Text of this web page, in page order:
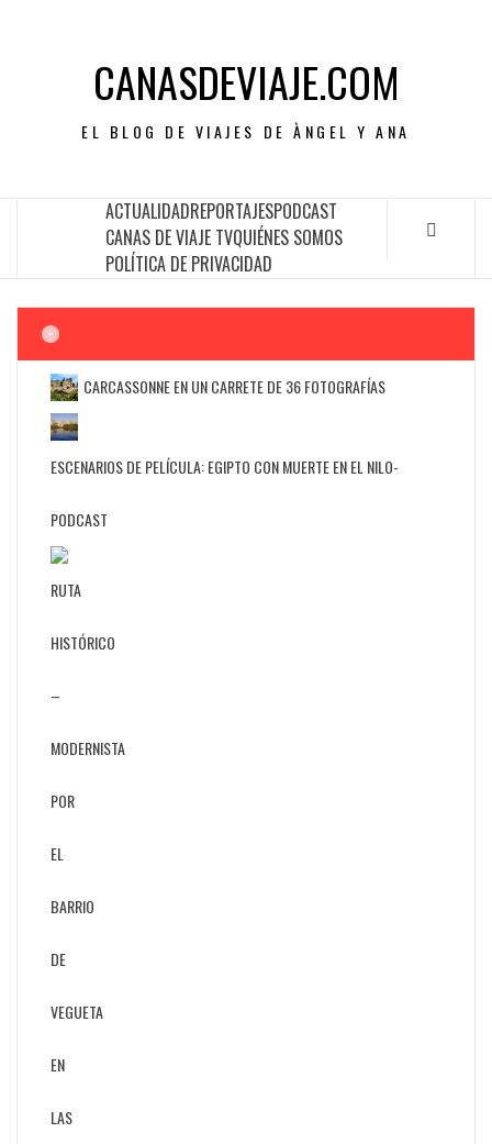
CANASDEVIAJE.COM
EL BLOG DE VIAJES DE ÀNGEL Y ANA
ACTUALIDADREPORTAJESPODCAST
CANAS DE VIAJE TVQUIÉNES SOMOS
POLÍTICA DE PRIVACIDAD
CARCASSONNE EN UN CARRETE DE 36 FOTOGRAFÍAS
ESCENARIOS DE PELÍCULA: EGIPTO CON MUERTE EN EL NILO-
PODCAST